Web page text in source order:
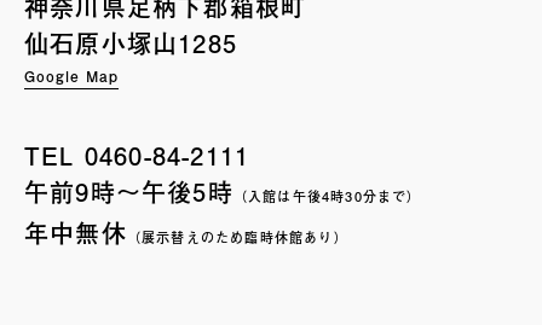
仙石原小塚山1285
Google Map
TEL 0460-84-2111
午前9時〜午後5時 （入館は午後4時30分まで）
年中無休 （展示替えのため臨時休館あり）